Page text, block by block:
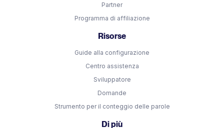
Partner
Programma di affiliazione
Risorse
Guide alla configurazione
Centro assistenza
Sviluppatore
Domande
Strumento per il conteggio delle parole
Di più